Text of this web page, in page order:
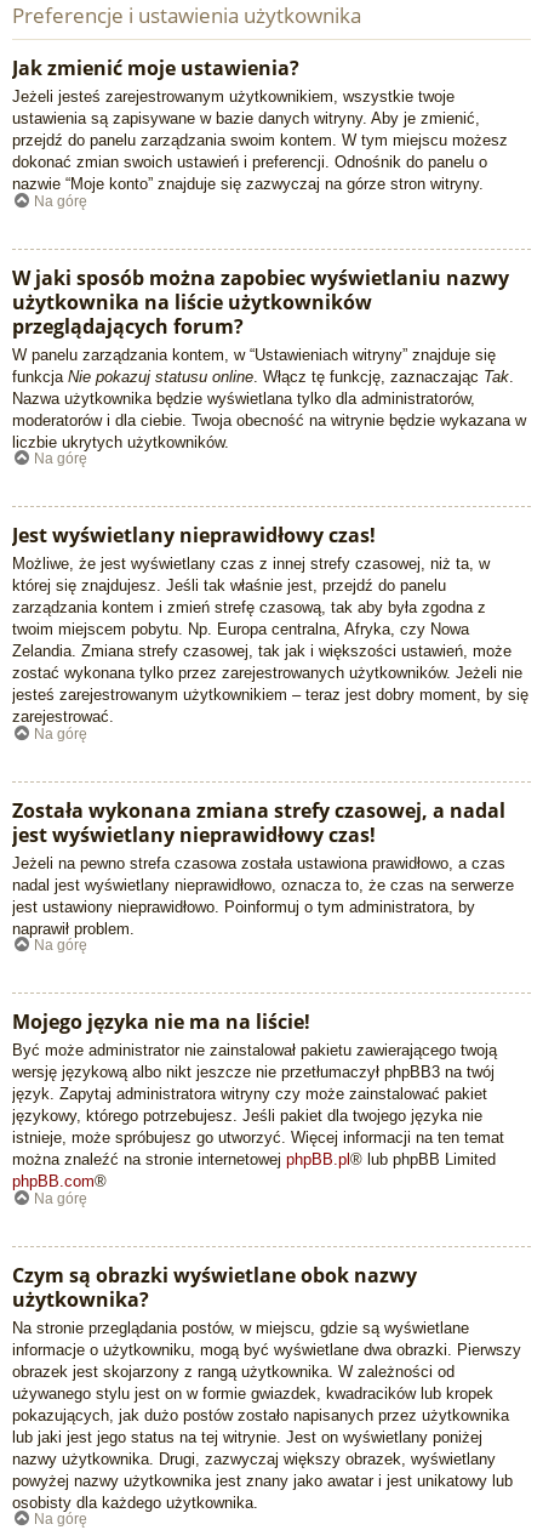
Preferencje i ustawienia użytkownika
Jak zmienić moje ustawienia?
Jeżeli jesteś zarejestrowanym użytkownikiem, wszystkie twoje
ustawienia są zapisywane w bazie danych witryny. Aby je zmienić,
przejdź do panelu zarządzania swoim kontem. W tym miejscu możesz
dokonać zmian swoich ustawień i preferencji. Odnośnik do panelu o
nazwie “Moje konto” znajduje się zazwyczaj na górze stron witryny.
Na górę
W jaki sposób można zapobiec wyświetlaniu nazwy
użytkownika na liście użytkowników
przeglądających forum?
W panelu zarządzania kontem, w “Ustawieniach witryny” znajduje się
funkcja Nie pokazuj statusu online . Włącz tę funkcję, zaznaczając Tak
Nazwa użytkownika będzie wyświetlana tylko dla administratorów,
moderatorów i dla ciebie. Twoja obecność na witrynie będzie wykazana w
liczbie ukrytych użytkowników.
Na górę
Jest wyświetlany nieprawidłowy czas!
Możliwe, że jest wyświetlany czas z innej strefy czasowej, niż ta, w
której się znajdujesz. Jeśli tak właśnie jest, przejdź do panelu
zarządzania kontem i zmień strefę czasową, tak aby była zgodna z
twoim miejscem pobytu. Np. Europa centralna, Afryka, czy Nowa
Zelandia. Zmiana strefy czasowej, tak jak i większości ustawień, może
zostać wykonana tylko przez zarejestrowanych użytkowników. Jeżeli nie
jesteś zarejestrowanym użytkownikiem – teraz jest dobry moment, by się
zarejestrować.
Na górę
Została wykonana zmiana strefy czasowej, a nadal
jest wyświetlany nieprawidłowy czas!
Jeżeli na pewno strefa czasowa została ustawiona prawidłowo, a czas
nadal jest wyświetlany nieprawidłowo, oznacza to, że czas na serwerze
jest ustawiony nieprawidłowo. Poinformuj o tym administratora, by
naprawił problem.
Na górę
Mojego języka nie ma na liście!
Być może administrator nie zainstalował pakietu zawierającego twoją
wersję językową albo nikt jeszcze nie przetłumaczył phpBB3 na twój
język. Zapytaj administratora witryny czy może zainstalować pakiet
językowy, którego potrzebujesz. Jeśli pakiet dla twojego języka nie
istnieje, może spróbujesz go utworzyć. Więcej informacji na ten temat
można znaleźć na stronie internetowej phpBB.pl ® lub phpBB Limited
phpBB.com®
Na górę
Czym są obrazki wyświetlane obok nazwy
użytkownika?
Na stronie przeglądania postów, w miejscu, gdzie są wyświetlane
informacje o użytkowniku, mogą być wyświetlane dwa obrazki. Pierwszy
obrazek jest skojarzony z rangą użytkownika. W zależności od
używanego stylu jest on w formie gwiazdek, kwadracików lub kropek
pokazujących, jak dużo postów zostało napisanych przez użytkownika
lub jaki jest jego status na tej witrynie. Jest on wyświetlany poniżej
nazwy użytkownika. Drugi, zazwyczaj większy obrazek, wyświetlany
powyżej nazwy użytkownika jest znany jako awatar i jest unikatowy lub
osobisty dla każdego użytkownika.
Na górę